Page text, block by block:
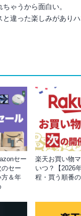
ゃうから面白い。
違った楽しみがありハ
セー
セー
方＆年
楽天お買い物
いつ？【2026
程・買う順番